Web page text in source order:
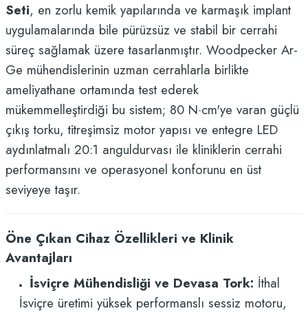
Seti, en zorlu kemik yapılarında ve karmaşık implant
uygulamalarında bile pürüzsüz ve stabil bir cerrahi
süreç sağlamak üzere tasarlanmıştır. Woodpecker Ar-
Ge mühendislerinin uzman cerrahlarla birlikte
ameliyathane ortamında test ederek
mükemmelleştirdiği bu sistem; 80 N·cm'ye varan güçlü
çıkış torku, titreşimsiz motor yapısı ve entegre LED
aydınlatmalı 20:1 anguldurvası ile kliniklerin cerrahi
performansını ve operasyonel konforunu en üst
seviyeye taşır.
Öne Çıkan Cihaz Özellikleri ve Klinik
Avantajları
İsviçre Mühendisliği ve Devasa Tork: İthal
İsviçre üretimi yüksek performanslı sessiz motoru,